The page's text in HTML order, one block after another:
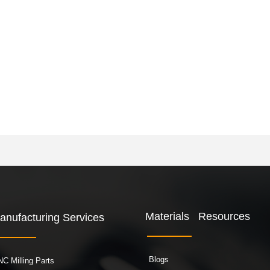
Services
Milling Parts
Materials Resources
Blogs